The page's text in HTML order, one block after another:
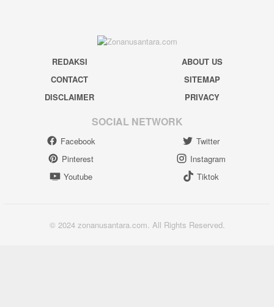
REDAKSI
ABOUT US
CONTACT
SITEMAP
DISCLAIMER
PRIVACY
SOCIAL NETWORK
Facebook
Twitter
Pinterest
Instagram
Youtube
Tiktok
© 2024 zonanusantara.com. All Rights Reserved.